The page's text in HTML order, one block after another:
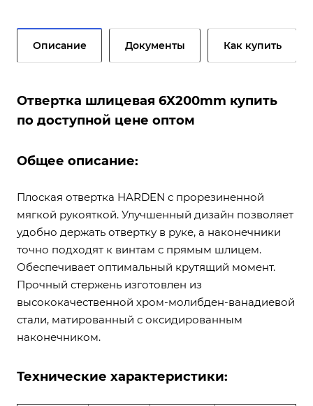
Описание Документы Как купить
Отвертка шлицевая 6X200mm купить
по доступной цене оптом
Общее описание:
Плоская отвертка HARDEN с прорезиненной
мягкой рукояткой. Улучшенный дизайн позволяет
удобно держать отвертку в руке, а наконечники
точно подходят к винтам с прямым шлицем.
Обеспечивает оптимальный крутящий момент.
Прочный стержень изготовлен из
высококачественной хром-молибден-ванадиевой
стали, матированный с оксидированным
наконечником.
Технические характеристики: